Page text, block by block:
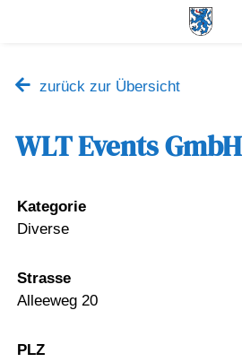
zurück zur Übersicht
WLT Events GmbH
Kategorie
Diverse
Strasse
Alleeweg 20
PLZ